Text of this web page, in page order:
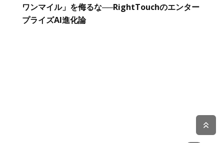
ワンマイル」を侮るな──RightTouchのエンター
プライズAI進化論